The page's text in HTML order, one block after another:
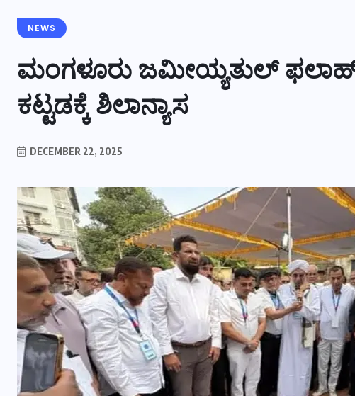
NEWS
ಮಂಗಳೂರು ಜಮೀಯ್ಯತುಲ್
ಕಟ್ಟಡಕ್ಕೆ ಶಿಲಾನ್ಯಾಸ
DECEMBER 22, 2025